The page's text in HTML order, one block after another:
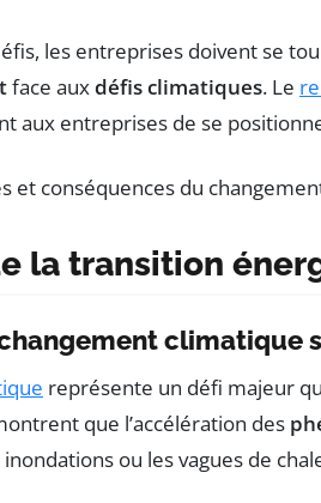
les entreprises doivent se
face auxdéfis climatiques. Le
aux entreprises de se
la transition
climatique
représente un défi majeur
que l’accélération des
ou les vagues de